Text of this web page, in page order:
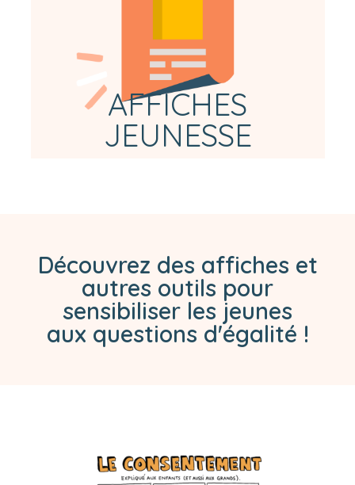
AFFICHES
JEUNESSE
Découvrez des affiches et
autres outils pour
sensibiliser les jeunes
aux questions d'égalité !